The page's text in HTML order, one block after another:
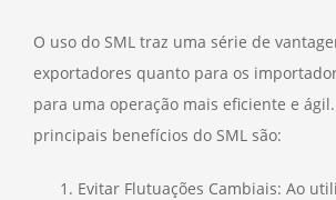
O uso do SML traz uma série de
exportadores quanto para os
para uma operação mais eficiente e
principais benefícios do SML são:
Evitar Flutuações Cambiais: Ao